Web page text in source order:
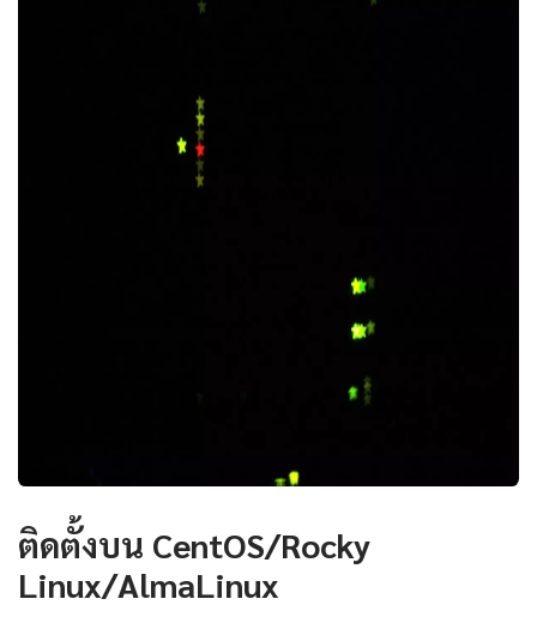
ติดตั้งบน CentOS/Rocky
Linux/AlmaLinux